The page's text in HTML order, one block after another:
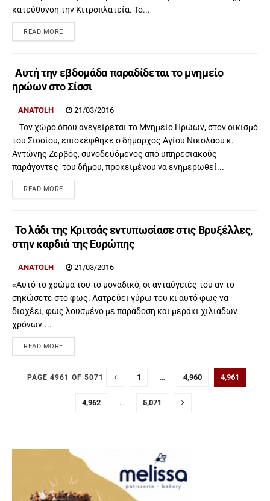
κατεύθυνση την Κιτροπλατεία. Το...
READ MORE
Αυτή την εβδομάδα παραδίδεται το μνημείο
ηρώων στο Σίσσι
ANATOLH 21/03/2016
Τον χώρο όπου ανεγείρεται το Μνημείο Ηρώων, στον οικισμό
του Σισσίου, επισκέφθηκε ο δήμαρχος Αγίου Νικολάου κ.
Αντώνης Ζερβός, συνοδευόμενος από υπηρεσιακούς
παράγοντες του δήμου, προκειμένου να ενημερωθεί...
READ MORE
Το λάδι της Κριτσάς εντυπωσίασε στις Βρυξέλλες,
στην καρδιά της Ευρώπης
ANATOLH 21/03/2016
«Αυτό το χρώμα του το μοναδικό, οι ανταύγειές του αν το
σηκώσετε στο φως. Λατρεύει γύρω του κι αυτό φως να
διαχέει, φως λουσμένο με παράδοση και μεράκι χιλιάδων
χρόνων....
READ MORE
PAGE 4961 OF 5071 1 … 4,960 4,961
4,962 … 5,071